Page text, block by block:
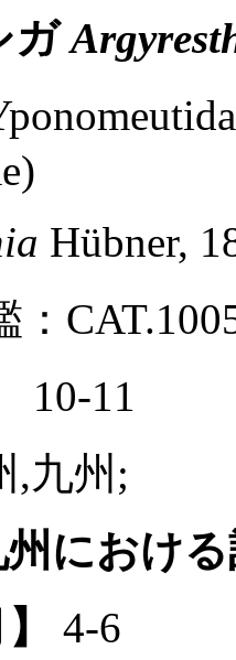
ガ
Hübner,
：
10-11
,九州;
州におけ
4-6